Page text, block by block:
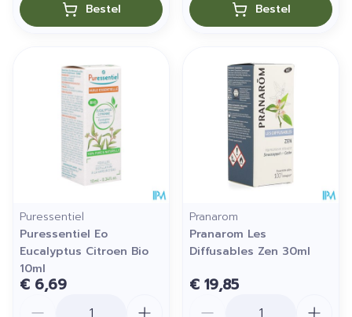
Bestel Bestel
Puressentiel
Puressentiel Eo
Eucalyptus Citroen Bio
10ml
€ 6,69
Pranarom
Pranarom Les
Diffusables Zen 30ml
€ 19,85